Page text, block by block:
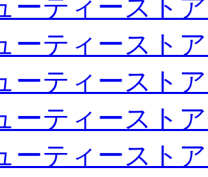
ーティースト
ーティースト
ーティースト
ーティースト
ーティースト